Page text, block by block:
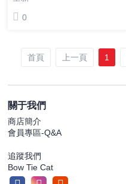
0
首頁 上一頁 1
關于我們
商店簡介
會員專區-Q&A
追蹤我們
Bow Tie Cat